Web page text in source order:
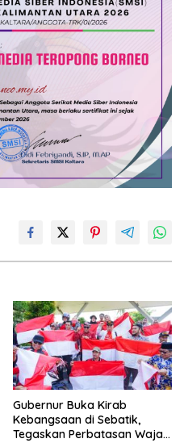
Gubernur Buka Kirab
Kebangsaan di Sebatik,
Tegaskan Perbatasan Wajah